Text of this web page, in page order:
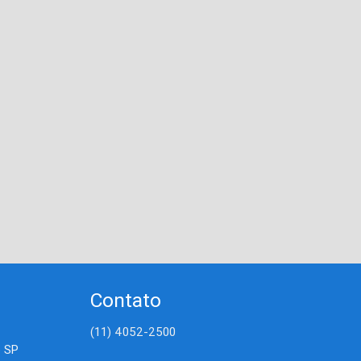
Contato
(11) 4052-2500